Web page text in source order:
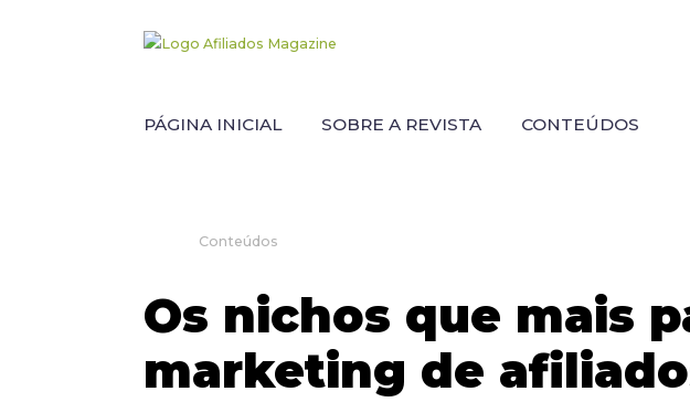
PÁGINA INICIAL SOBRE A REVISTA CONTEÚDOS
Conteúdos
Os nichos que mais
marketing de